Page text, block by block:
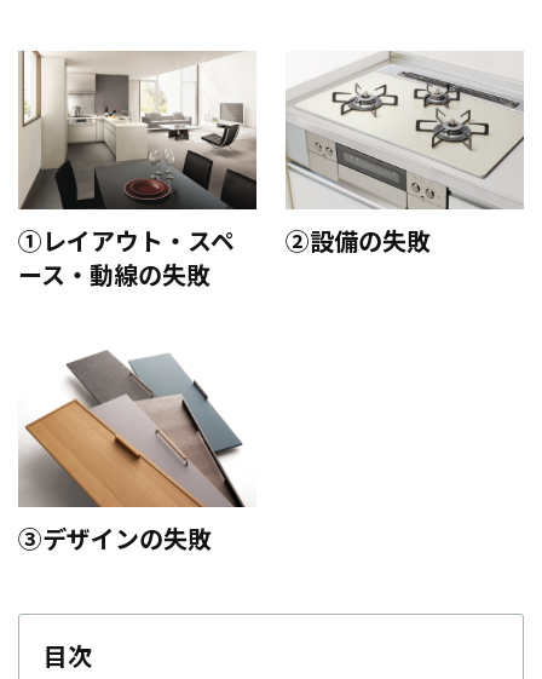
①レイアウト・スペ
ース・動線の失敗
②設備の失敗
③デザインの失敗
目次